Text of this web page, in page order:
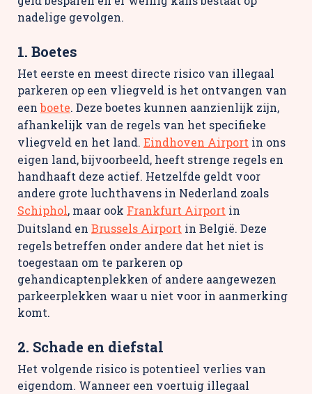
nadelige gevolgen.
1. Boetes
Het eerste en meest directe risico van illegaal
parkeren op een vliegveld is het ontvangen van
eenboete. Deze boetes kunnen aanzienlijk zijn,
afhankelijk van de regels van het specifieke
vliegveld en het land. Eindhoven Airport in ons
eigen land, bijvoorbeeld, heeft strenge regels en
handhaaft deze actief. Hetzelfde geldt voor
andere grote luchthavens in Nederland zoals
Schiphol, maar ook Frankfurt Airport in
Duitsland en Brussels Airport in België. Deze
regels betreffen onder andere dat het niet is
toegestaan om te parkeren op
gehandicaptenplekken of andere aangewezen
parkeerplekken waar u niet voor in aanmerking
komt.
2. Schade en diefstal
Het volgende risico is potentieel verlies van
eigendom. Wanneer een voertuig illegaal